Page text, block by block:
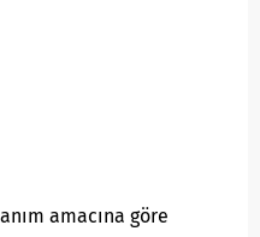
amacına göre